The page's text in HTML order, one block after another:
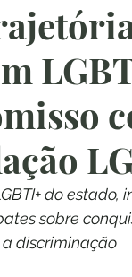
do estado,
sobre
discriminação